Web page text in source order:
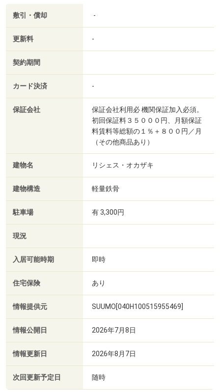
敷引・償却 -
更新料 -
契約期間
カード決済 -
保証会社
保証会社利用必 機関保証加入必須。
初回保証料３５０００円、月額保証
料賃料等総額の１％＋８００円／月
（その他商品あり）
建物名 リシェス・オカザキ
建物構造 軽量鉄骨
駐車場 有 3,300円
現況
入居可能時期 即時
住宅保険 あり
情報提供元 SUUMO[040H100515955469]
情報公開日 2026年7月8日
情報更新日 2026年8月7日
次回更新予定日 随時